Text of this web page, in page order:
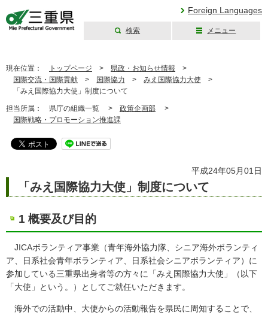
Foreign Languages
検索 メニュー
現在位置： トップページ > 県政・お知らせ情報 >
国際交流・国際貢献 > 国際協力 > みえ国際協力大使 >
「みえ国際協力大使」制度について
担当所属： 県庁の組織一覧 > 政策企画部 >
国際戦略・プロモーション推進課
平成24年05月01日
「みえ国際協力大使」制度について
1 概要及び目的
JICAボランティア事業（青年海外協力隊、シニア海外ボランティ
ア、日系社会青年ボランティア、日系社会シニアボランティア）に
参加している三重県出身者等の方々に「みえ国際協力大使」（以下
「大使」という。）としてご就任いただきます。
海外での活動中、大使からの活動報告を県民に周知することで、